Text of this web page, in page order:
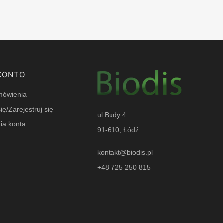
Zarejestruj się
konta
ul.Budy 4
91-610, Łódź
kontakt@biodis.pl
+48 725 250 815